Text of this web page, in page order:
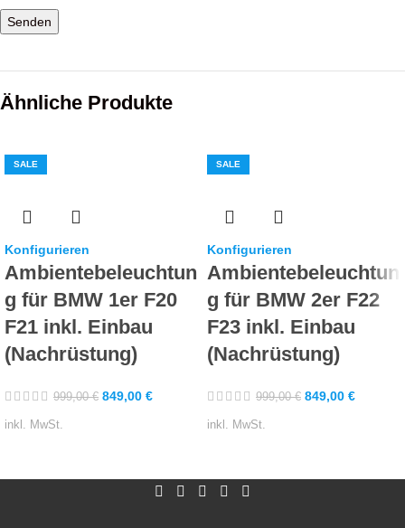
Ähnliche Produkte
SALE
Konfigurieren
Ambientebeleuchtun
g für BMW 1er F20
F21 inkl. Einbau
(Nachrüstung)
999,00€ 849,00 €
inkl. MwSt.
SALE
Konfigurieren
Ambientebeleuchtun
g für BMW 2er F22
F23 inkl. Einbau
(Nachrüstung)
999,00€ 849,00 €
inkl. MwSt.